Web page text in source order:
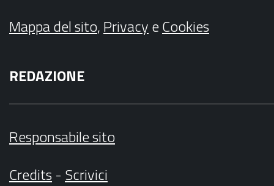
Mappa del sito,PrivacyeCookies
REDAZIONE
Responsabile sito
Credits- Scrivici